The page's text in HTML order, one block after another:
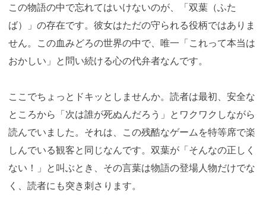
この物語の中で忘れてはいけないのが、「双葉（ふた
ば）」の存在です。彼女はただの守られる役柄ではありま
せん。この血みどろの世界の中で、唯一「これって本当は
おかしい」と問い続ける心の代弁者なんです。
ここでちょっとドキッとしませんか。読者は最初、安全な
ところから「次は誰が死ぬんだろう」とワクワクしながら
読んでいました。それは、この残酷なゲームを特等席で楽
しんでいる観客と同じなんです。双葉が「そんなの正しく
ない！」と叫ぶとき、その言葉は物語の登場人物だけでな
く、読者にも突き刺さります。